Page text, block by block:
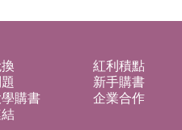
紅利積點
新手購書
購書
企業合作